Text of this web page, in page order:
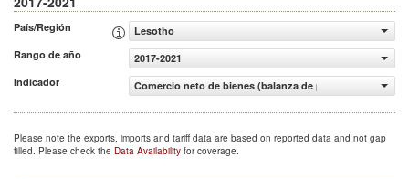
País/Región
Lesotho
Rango de año
2017-2021
Indicador
Comercio neto de bienes (balanza de pagos, US$ a
Please note the exports, imports and tariff data are based on reported data and not gap
filled. Please check the Data Availability for coverage.